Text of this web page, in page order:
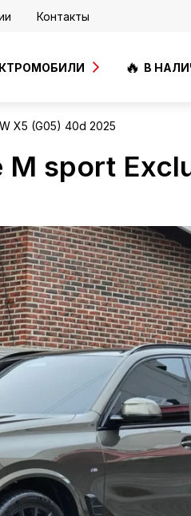
Контакты
В
X5 (G05) 40d 2025
sport